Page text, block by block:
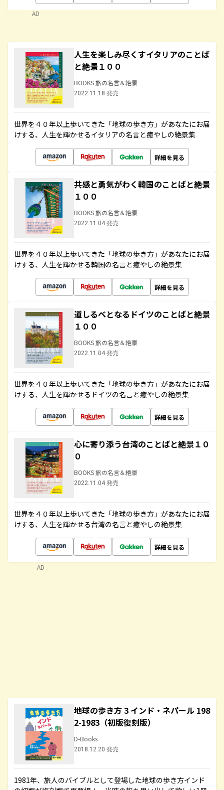
AD
人生を楽しみ尽くすイタリアのことば
と絶景１００
BOOKS 旅の名言＆絶景
2022.11.18 発売
世界を４０年以上歩いてきた「地球の歩き方」があなたにお届
けする、人生を輝かせるイタリアの名言と癒やしの絶景集
詳細を見る
共感と勇気がわく韓国のことばと絶景
１００
BOOKS 旅の名言＆絶景
2022.11.04 発売
世界を４０年以上歩いてきた「地球の歩き方」があなたにお届
けする、人生を輝かせる韓国の名言と癒やしの絶景集
詳細を見る
道しるべとなるドイツのことばと絶景
１００
BOOKS 旅の名言＆絶景
2022.11.04 発売
世界を４０年以上歩いてきた「地球の歩き方」があなたにお届
けする、人生を輝かせるドイツの名言と癒やしの絶景集
詳細を見る
心に寄り添う台湾のことばと絶景１０
０
BOOKS 旅の名言＆絶景
2022.11.04 発売
世界を４０年以上歩いてきた「地球の歩き方」があなたにお届
けする、人生を輝かせる台湾の名言と癒やしの絶景集
詳細を見る
地球の歩き方 3 インド・ネパール 198
2-1983（初版復刻版）
D-Books
2018.12.20 発売
1981年、旅人のバイブルとして登場した地球の歩き方インド
AD